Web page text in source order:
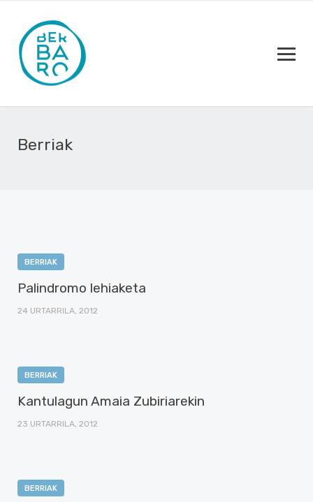
Berriak
BERRIAK
Palindromo lehiaketa
24 URTARRILA, 2012
BERRIAK
Kantulagun Amaia Zubiriarekin
23 URTARRILA, 2012
BERRIAK